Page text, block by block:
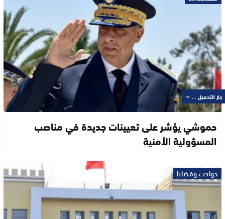
حموشي يؤشر على تعيينات جديدة في مناصب
المسؤولية الأمنية
حوادث وقضايا
جار التحميل ...